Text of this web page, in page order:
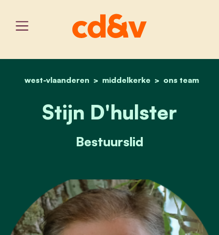
home
west-vlaanderen middelkerke ons team
stijn d'hulster
Stijn D'hulster
Bestuurslid